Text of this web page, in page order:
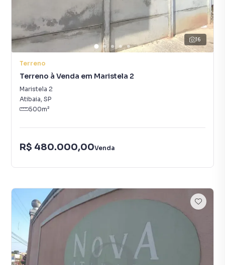
16
Terreno
Terreno à Venda em Maristela 2
Maristela 2
Atibaia, SP
500m²
R$ 480.000,00Venda